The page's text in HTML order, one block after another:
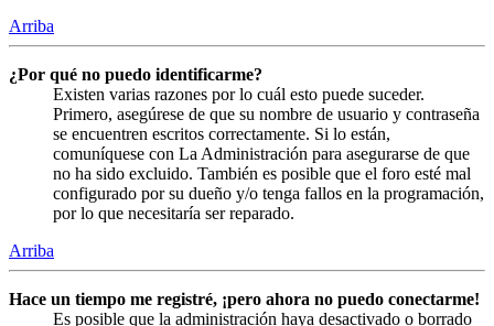
Arriba
¿Por qué no puedo identificarme?
Existen varias razones por lo cuál esto puede suceder.
Primero, asegúrese de que su nombre de usuario y contraseña
se encuentren escritos correctamente. Si lo están,
comuníquese con La Administración para asegurarse de que
no ha sido excluido. También es posible que el foro esté mal
configurado por su dueño y/o tenga fallos en la programación,
por lo que necesitaría ser reparado.
Arriba
Hace un tiempo me registré, ¡pero ahora no puedo conectarme!
Es posible que la administración haya desactivado o borrado